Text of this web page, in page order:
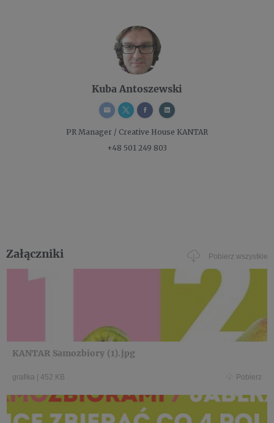
Kuba Antoszewski
PR Manager / Creative House KANTAR
+48 501 249 803
Załączniki Pobierz wszystkie
KANTAR Samozbiory (1).jpg
grafika 452 KB Pobierz